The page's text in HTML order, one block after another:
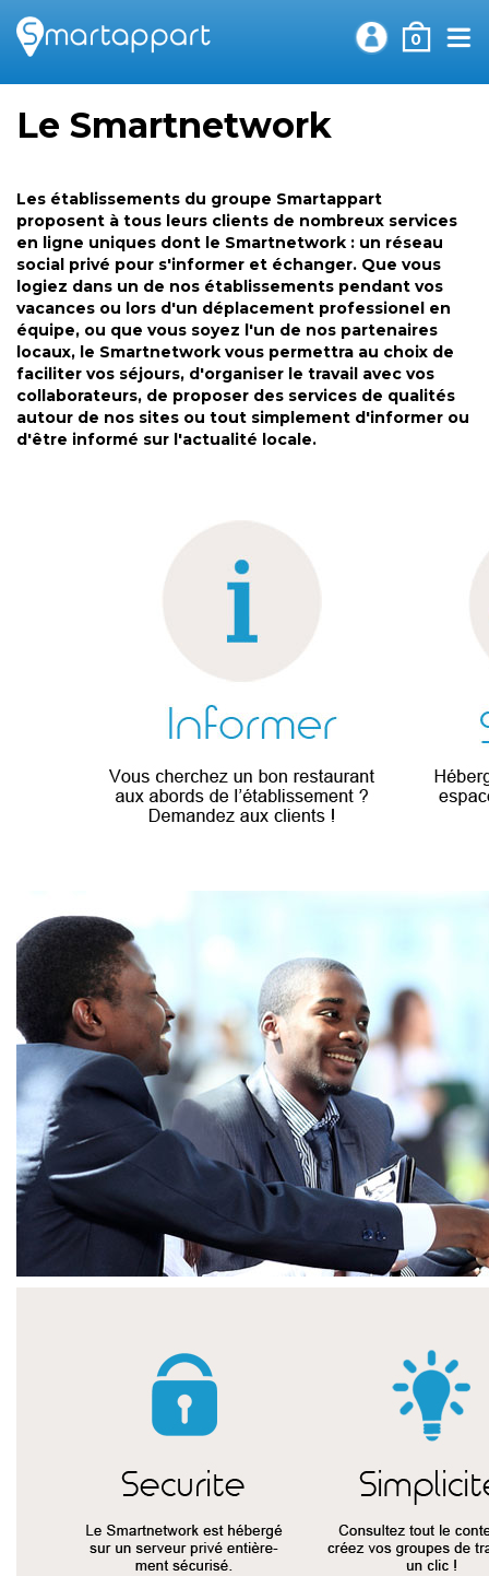
0
Le Smartnetwork
Les établissements du groupe Smartappart
proposent à tous leurs clients de nombreux services
en ligne uniques dont le Smartnetwork : un réseau
social privé pour s'informer et échanger. Que vous
logiez dans un de nos établissements pendant vos
vacances ou lors d'un déplacement professionel en
équipe, ou que vous soyez l'un de nos partenaires
locaux, le Smartnetwork vous permettra au choix de
faciliter vos séjours, d'organiser le travail avec vos
collaborateurs, de proposer des services de qualités
autour de nos sites ou tout simplement d'informer ou
d'être informé sur l'actualité locale.